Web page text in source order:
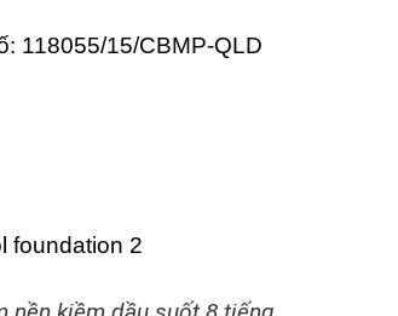
118055/15/CBMP-QLD